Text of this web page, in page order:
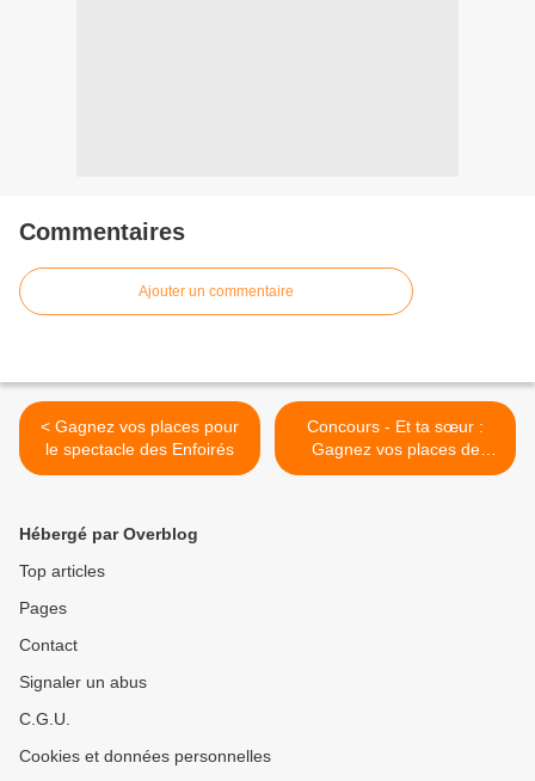
Commentaires
Ajouter un commentaire
< Gagnez vos places pour
le spectacle des Enfoirés
Concours - Et ta sœur :
Gagnez vos places de
cinéma avec Virgin Radio |
Hébergé par Overblog
Top articles
Pages
Contact
Signaler un abus
C.G.U.
Cookies et données personnelles